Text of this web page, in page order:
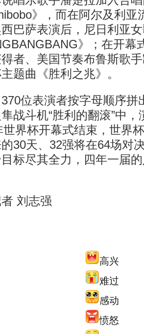
》，而在阿尔及利亚
巴萨表演后，尼日利亚
》；在开幕
者、美国节奏布鲁斯歌
题曲《胜利之兆》。
位表演者按字母顺序拼
战斗机“胜利的翻滚”中
世界杯开幕式结束，世界
30天、32强将在64场对
标尽其全力，四年一届
刘志强
高兴
难过
感动
愤怒